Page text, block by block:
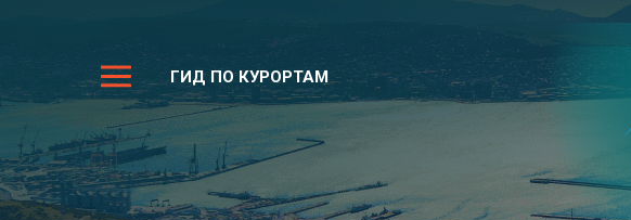
ГИД ПО КУРОРТАМ